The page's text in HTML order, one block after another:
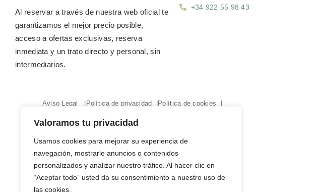
Valoramos tu privacidad
Usamos cookies para mejorar su experiencia de
navegación, mostrarle anuncios o contenidos
personalizados y analizar nuestro tráfico. Al hacer clic en
“Aceptar todo” usted da su consentimiento a nuestro uso de
las cookies.
Al reservar a través de nuestra web oficialte
garantizamos el mejor precio posible,
acceso a ofertas exclusivas, reserva
inmediata y un trato directo y personal, sin
intermediarios.
+34 922 55 98 43
Aviso Legal | Política de privacidad |
Política de cookies |